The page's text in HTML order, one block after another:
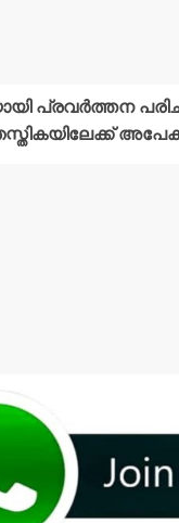
പ്രവർത്തന